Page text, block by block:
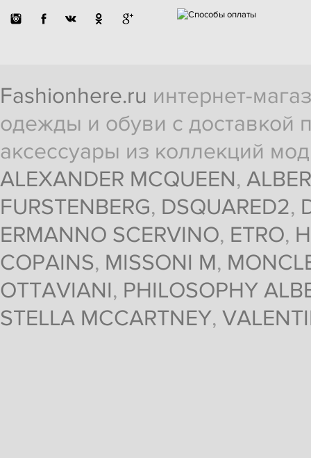
Fashionhere.ru интернет-
одежды и обуви с доставкой
аксессуары из коллекций
ALEXANDER MCQUEEN,
FURSTENBERG, DSQUARED2,
ERMANNO SCERVINO, ETRO,
COPAINS, MISSONI M,
OTTAVIANI, PHILOSOPHY
STELLA MCCARTNEY,